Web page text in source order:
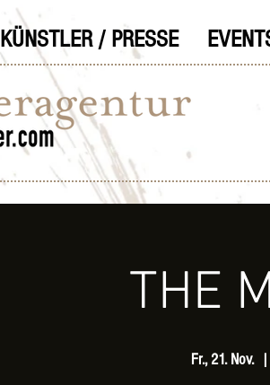
KÜNSTLER / PRESSE
THE
Fr., 21. Nov.
  |